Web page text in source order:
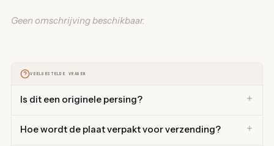
Geen omschrijving beschikbaar.
VEELGESTELDE VRAGEN
Is dit een originele persing?
Hoe wordt de plaat verpakt voor verzending?